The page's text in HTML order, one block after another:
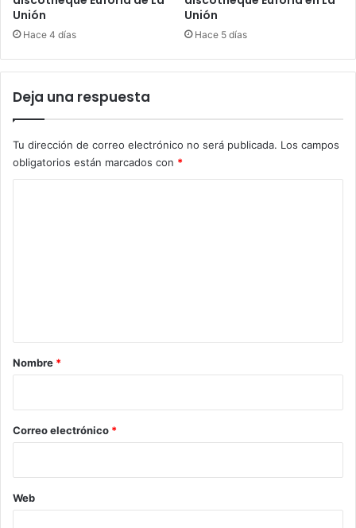
Unión
Hace 4 días
Unión
Hace 5 días
Deja una respuesta
Tu dirección de correo electrónico no será publicada. Los campos
obligatorios están marcados con *
r
*
Nombre *
Correo electrónico *
Web